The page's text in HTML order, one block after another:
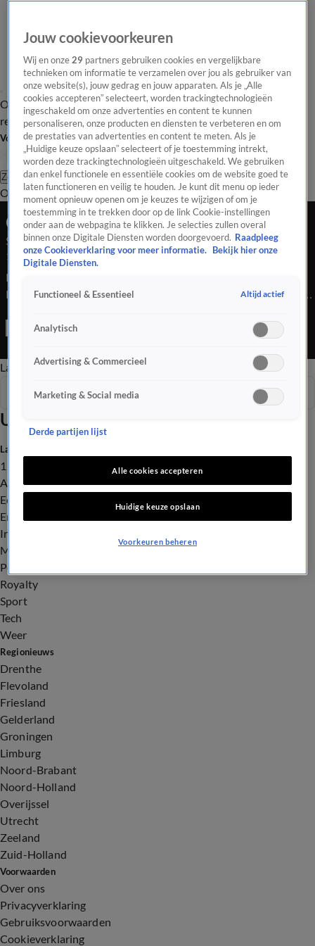
Overzicht Laatste nieuws Regionieuws Het beste van Hart
Tip de
redactie
Volg Hart van Nederland
Zoeken
OverzichtRegioUitzendingenWeerTip de redactiePanelVideo's
Ochtend Editie
Seizoen 2025, aflevering 5359
14 dec 2025, 07:00
Bekijk aflevering 5359 van Hart van Nederland - Ochtend
Editie uit seizoen 2025 hier. Deze aflevering is uitgezonden op
Ochtend Editie is een Nieuws programma
Late EditieOchtend EditieVroege Editie
Uitzendingen
Seizoen 2025
Laatste nieuws
112
Advies & Tips
Economie
Entertainment
Infrastructuur
Milieu en Gezondheid
Politiek
Royalty
Sport
Tech
Weer
Regionieuws
Drenthe
Flevoland
Friesland
Gelderland
Groningen
Limburg
Noord-Brabant
Noord-Holland
Overijssel
Utrecht
Zeeland
Zuid-Holland
Voorwaarden
Over ons
Privacyverklaring
Gebruiksvoorwaarden
Cookieverklaring
Jouw cookievoorkeuren
Wij en onze29 partners gebruiken cookies en vergelijkbare
technieken om informatie te verzamelen over jou als gebruiker van
onze website(s), jouw gedrag en jouw apparaten. Als je „Alle
cookies accepteren” selecteert, worden trackingtechnologieën
ingeschakeld om onze advertenties en content te kunnen
personaliseren, onze producten en diensten te verbeteren en om
de prestaties van advertenties en content te meten. Als je
„Huidige keuze opslaan” selecteert of je toestemming intrekt,
worden deze trackingtechnologieën uitgeschakeld. We gebruiken
dan enkel functionele en essentiële cookies om de website goed te
laten functioneren en veilig te houden. Je kunt dit menu op ieder
moment opnieuw openen om je keuzes te wijzigen of om je
toestemming in te trekken door op de link Cookie-instellingen
onder aan de webpagina te klikken. Je selecties zullen overal
binnen onze Digitale Diensten worden doorgevoerd. Raadpleeg
onze Cookieverklaring voor meer informatie.
Bekijk hier onze
Digitale Diensten.
Functioneel & Essentieel Altijd actief
Analytisch
Advertising & Commercieel
Marketing & Social media
Derde partijen lijst
Alle cookies accepteren
Huidige keuze opslaan
Voorkeuren beheren